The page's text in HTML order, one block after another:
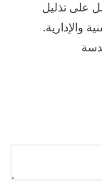
على تذليل
والإدارية.